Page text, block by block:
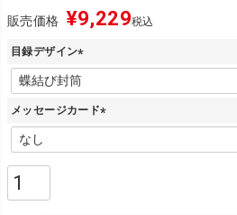
販売価格 ¥9,229税込
目録デザイン
(
必
須
)
メッセージカード
必